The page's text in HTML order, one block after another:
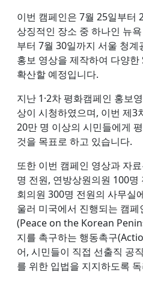
이번 캠페인은 7월 25일부터
상징적인 장소 중 하나인 뉴
부터 7월 30일까지 서울 청
홍보 영상을 제작하여 다양한
확산할 예정입니다.
지난 1·2차 평화캠페인 홍보
상이 시청하였으며, 이번 제3
20만 명 이상의 시민들에게
것을 목표로 하고 있습니다.
또한 이번 캠페인 영상과 자
명 전원, 연방상원의원 100
회의원 300명 전원의 사무실
울러 미국에서 진행되는 캠
(Peace on the Korean
지를 촉구하는 행동촉구
어, 시민들이 직접 선출직 공
를 위한 입법을 지지하도록